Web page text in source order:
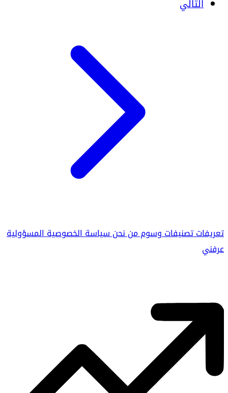
التالي
تعريفاتتصنيفاتوسوممن نحنسياسة الخصوصيةالمسؤولية
عرفني